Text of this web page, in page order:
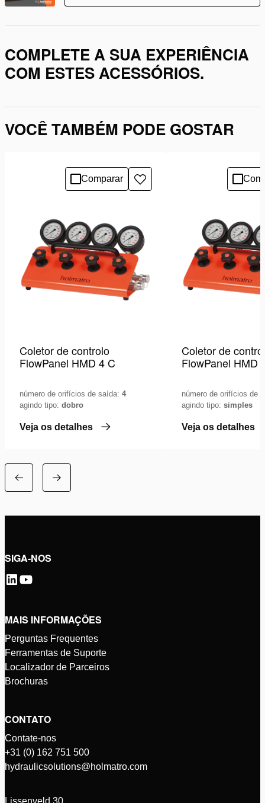
COMPLETE A SUA EXPERIÊNCIA
COM ESTES ACESSÓRIOS.
VOCÊ TAMBÉM PODE GOSTAR
Comparar
Adicionar
à
desejos
Coletor de controlo
FlowPanel HMD 4 C
número de orifícios de saída: 4
agindo tipo: dobro
Veja os detalhes
Coletor de
FlowPanel HMD
número de orifícios de
agindo tipo: simples
Veja os detalhes
SIGA-NOS
MAIS INFORMAÇÕES
Perguntas Frequentes
Ferramentas de Suporte
Localizador de Parceiros
Brochuras
CONTATO
Contate-nos
+31 (0) 162 751 500
hydraulicsolutions@holmatro.com